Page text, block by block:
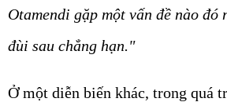
Otamendi gặp một vấn đề nào đó
đùi sau chẳng hạn."
Ở một diễn biến khác, trong quá